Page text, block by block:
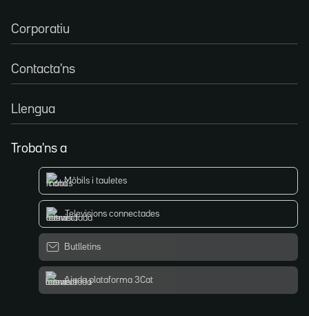
Corporatiu
Contacta'ns
Llengua
Troba'ns a
Mòbils i tauletes
Televisions connectades
Butlletins
Ajuda plataforma 3Cat